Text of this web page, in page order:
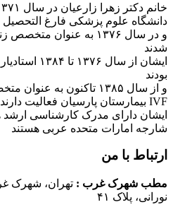
دانشگاه علوم پزشکی فارغ التحصیل
و در سال ۱۳۷۶ به عنوان
شدند
ایشان از
بودند
و از سال ۱۳۸۵ تاکنون به
IVF بیمارستان پارسیان فعالیت دارند.
ایشان دارای مدرک کارشناسی ارشد
شارجه امارات متحده عربی هستند
ارتباط با من
مطب شهرک غرب : تهران، شهرک
نورانی، پلاک ۴۱